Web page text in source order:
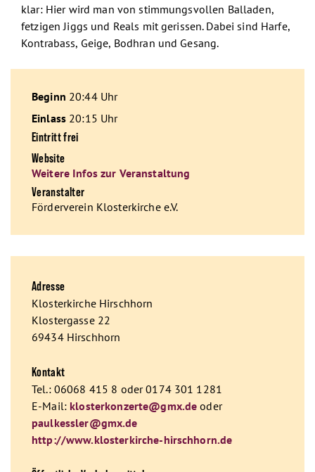
klar: Hier wird man von stimmungsvollen Balladen,
fetzigen Jiggs und Reals mit gerissen. Dabei sind Harfe,
Kontrabass, Geige, Bodhran und Gesang.
Beginn 20:44 Uhr
Einlass20:15 Uhr
Eintritt frei
Website
Weitere Infos zur Veranstaltung
Veranstalter
Förderverein Klosterkirche e.V.
Adresse
Klosterkirche Hirschhorn
Klostergasse 22
69434 Hirschhorn
Kontakt
Tel.: 06068 415 8 oder 0174 301 1281
E-Mail: klosterkonzerte@gmx.de oder
paulkessler@gmx.de
http://www.klosterkirche-hirschhorn.de